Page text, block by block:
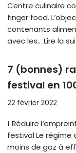
Centre culinaire
finger food.
contenants
avec les… Lire la
7 (bonnes)
festival en
22 février 2022
1 Réduire
festival Le
moins de gaz à